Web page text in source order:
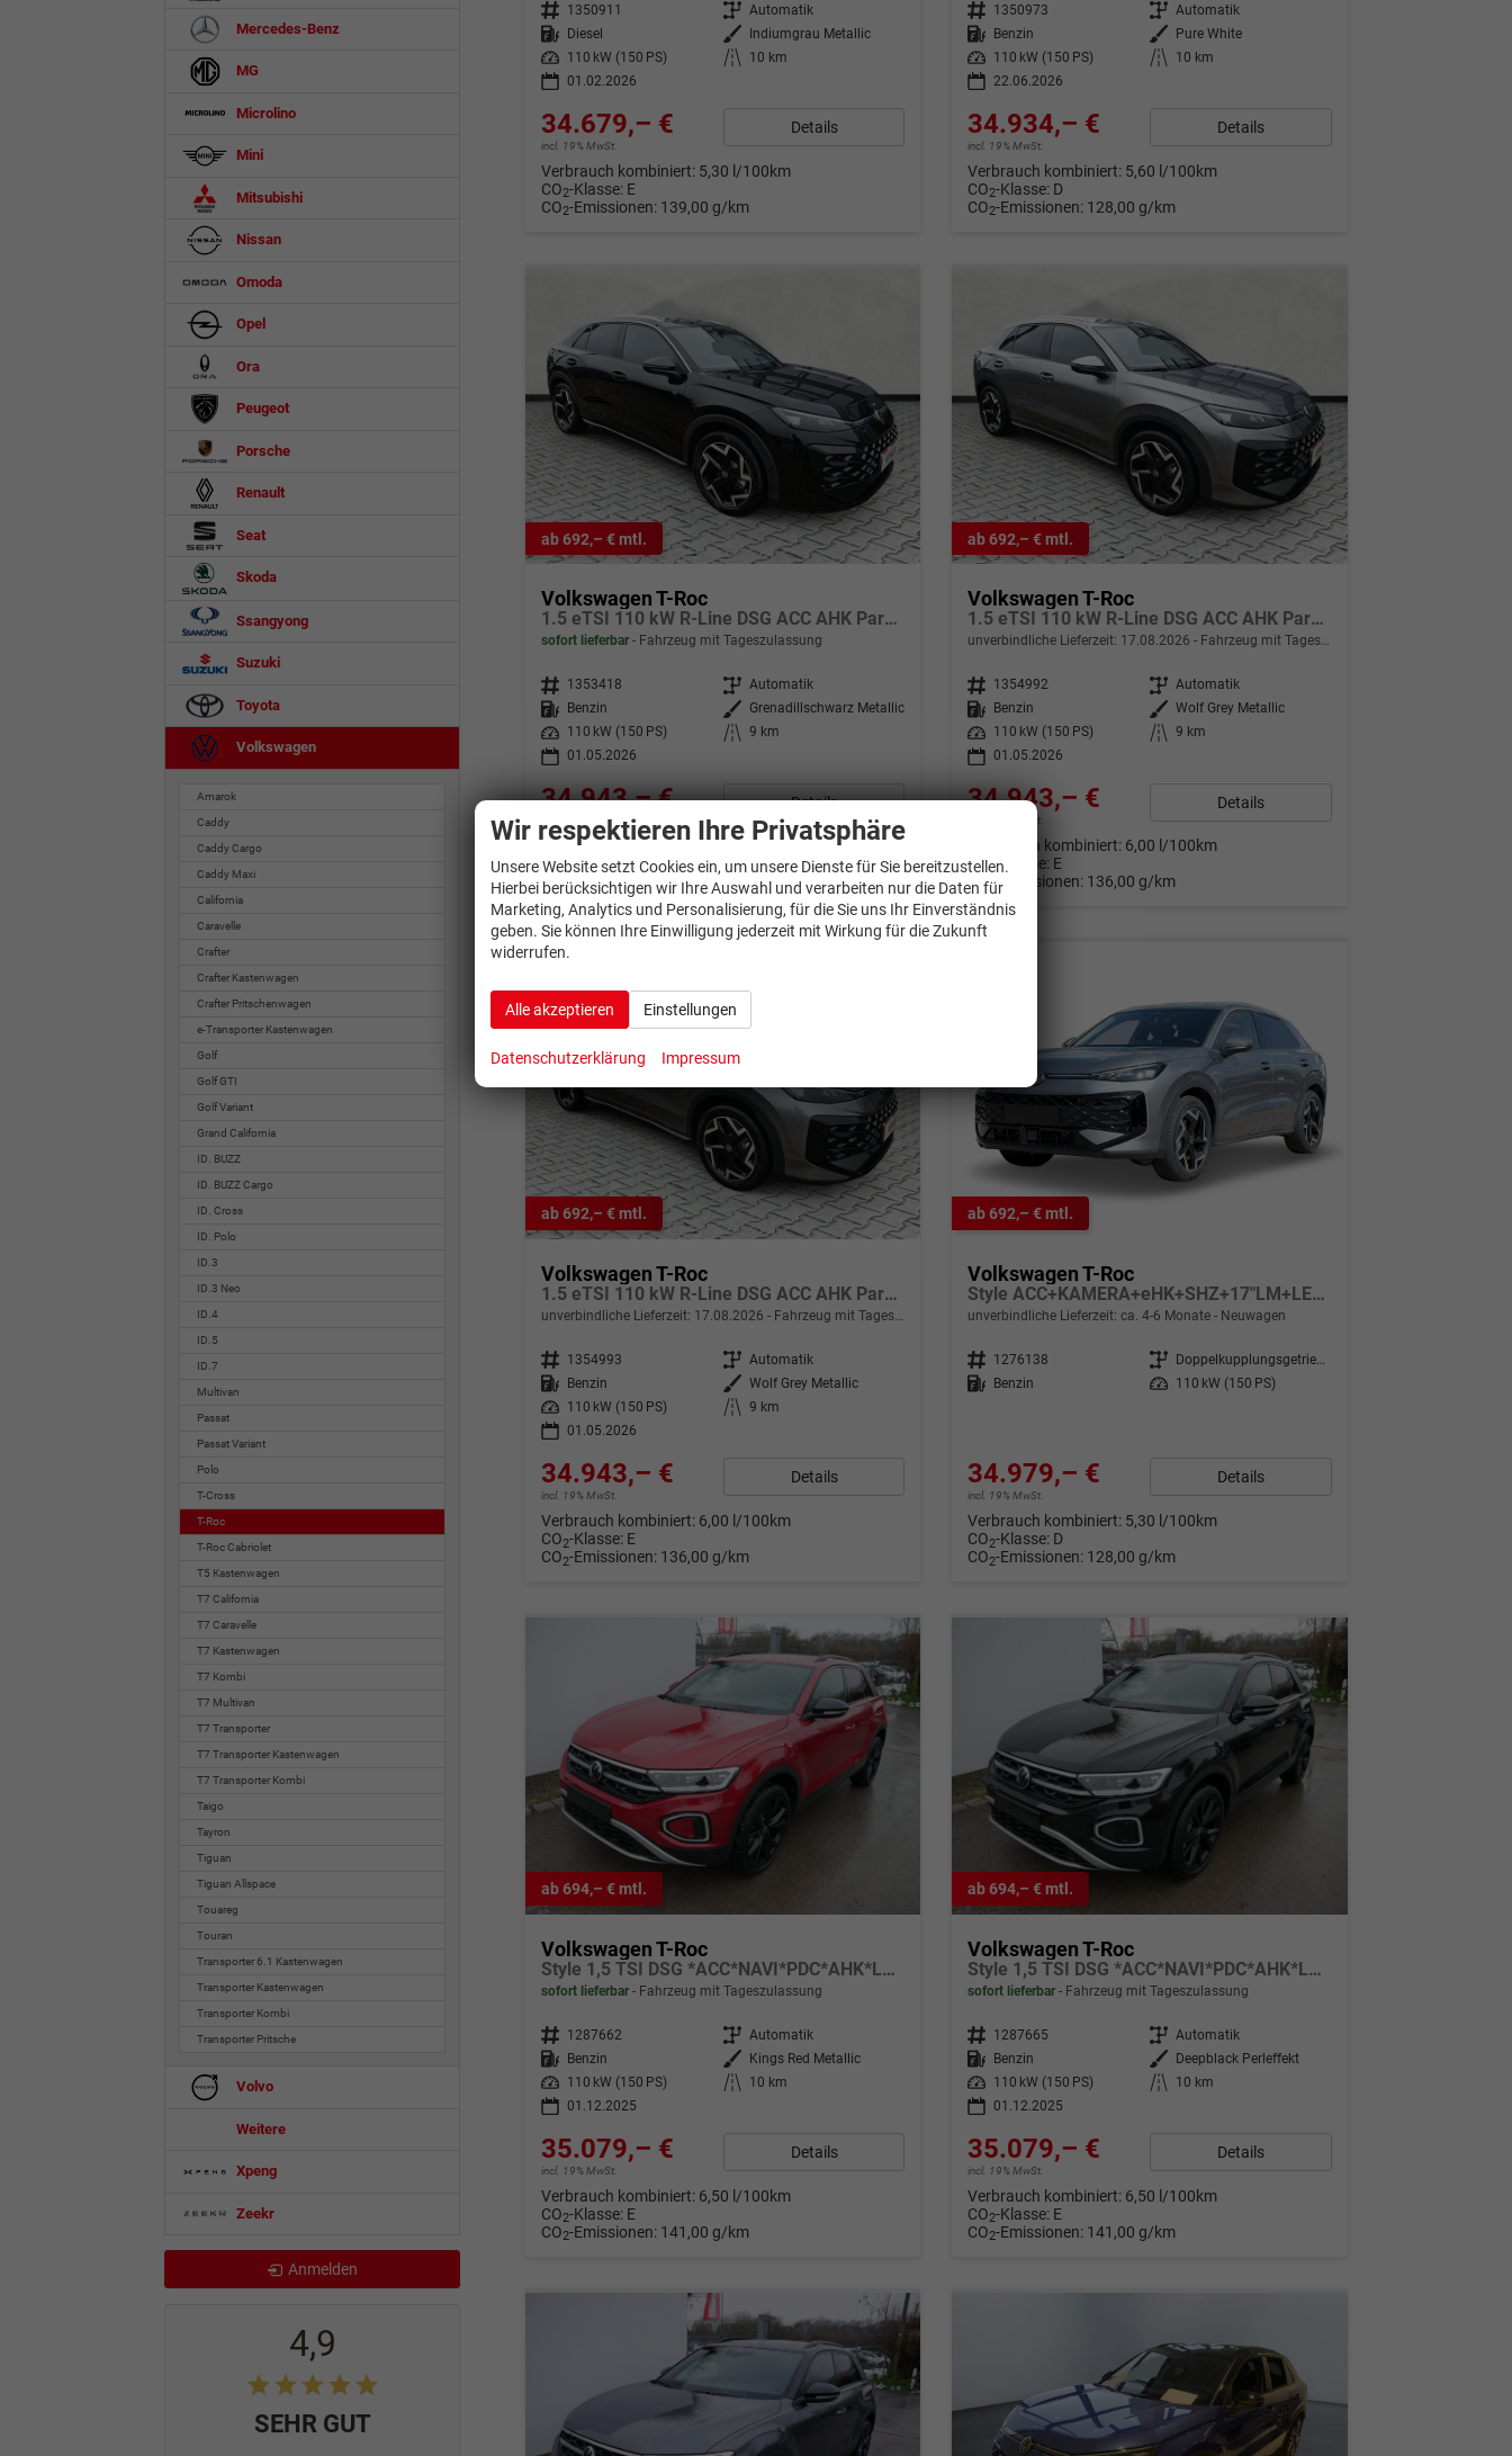
Fahrzeugnr. 1350911 Getriebe Automatik
Kraftstoff Diesel Außenfarbe
Indiumgrau Metallic
Leistung
110 kW (150 PS) Kilometerstand
10 km
01.02.2026
34.679,– €
incl. 19% MwSt.
Details
Verbrauch kombiniert: 5,30 l/100km
CO2-Klasse: E
CO2-Emissionen: 139,00 g/km
Fahrzeugnr. 1350973 Getriebe Automatik
Kraftstoff Benzin Außenfarbe
Pure White
Leistung
110 kW (150 PS) Kilometerstand
10 km
22.06.2026
34.934,– €
incl. 19% MwSt.
Details
Verbrauch kombiniert: 5,60 l/100km
CO2-Klasse: D
CO2-Emissionen: 128,00 g/km
ab 692,– € mtl.
Volkswagen T-Roc
1.5 eTSI 110 kW R-Line DSG ACC AHK Parkpaket 18Z
sofort lieferbar Fahrzeug mit Tageszulassung
Fahrzeugnr. 1353418 Getriebe Automatik
Kraftstoff
Benzin Außenfarbe
Grenadillschwarz Metallic
Leistung
110 kW (150 PS) Kilometerstand
9 km
01.05.2026
34.943,– €
incl. 19% MwSt.
Details
Verbrauch kombiniert: 5,70 l/100km
CO2-Klasse:D
CO2-Emissionen:129,00 g/km
ab 692,– € mtl.
Volkswagen T-Roc
1.5 eTSI 110 kW R-Line DSG ACC AHK Parkpaket 18Z
unverbindliche Lieferzeit: 17.08.2026 Fahrzeug mit Tageszulassung
Fahrzeugnr. 1354992 Getriebe Automatik
Kraftstoff
Benzin Außenfarbe Wolf Grey Metallic
Leistung
110 kW (150 PS) Kilometerstand
9 km
01.05.2026
34.943,– €
incl. 19% MwSt.
Details
Verbrauch kombiniert: 6,00 l/100km
CO2-Klasse: E
CO2-Emissionen: 136,00 g/km
ab 692,– € mtl.
Volkswagen T-Roc
1.5 eTSI 110 kW R-Line DSG ACC AHK Parkpaket 18Z
unverbindliche Lieferzeit: 17.08.2026 Fahrzeug mit Tageszulassung
Fahrzeugnr. 1354993 Getriebe Automatik
Kraftstoff
Benzin Außenfarbe Wolf Grey Metallic
Leistung
110 kW (150 PS) Kilometerstand 9 km
01.05.2026
34.943,– €
incl. 19% MwSt.
Details
Verbrauch kombiniert: 6,00 l/100km
CO2-Klasse: E
CO2-Emissionen: 136,00 g/km
ab 692,– € mtl.
Volkswagen T-Roc
Style ACC+KAMERA+eHK+SHZ+17"LM+LED PLUS+MASSAGE
unverbindliche Lieferzeit: ca. 4-6 Monate Neuwagen
Fahrzeugnr. 1276138 Getriebe
Doppelkupplungsgetriebe (DSG)
Kraftstoff
Benzin Leistung 110 kW (150 PS)
34.979,– €
incl. 19% MwSt.
Details
Verbrauch kombiniert: 5,30 l/100km
CO2-Klasse: D
CO2-Emissionen: 128,00 g/km
ab 694,– € mtl.
Volkswagen T-Roc
Style 1,5 TSI DSG *ACC*NAVI*PDC*AHK*LED*KAMERA*TEMPOMAT*19-ZOLL
sofort lieferbar Fahrzeug mit Tageszulassung
Fahrzeugnr. 1287662 Getriebe Automatik
Kraftstoff Benzin Außenfarbe
Kings Red Metallic
Leistung
110 kW (150 PS) Kilometerstand
10 km
01.12.2025
35.079,– €
incl. 19% MwSt.
Details
Verbrauch kombiniert: 6,50 l/100km
CO2-Klasse: E
CO2-Emissionen: 141,00 g/km
ab 694,– € mtl.
Volkswagen T-Roc
Style 1,5 TSI DSG *ACC*NAVI*PDC*AHK*LED*KAMERA*TEMPOMAT*19-ZOLL
sofort lieferbar Fahrzeug mit Tageszulassung
Fahrzeugnr. 1287665 Getriebe Automatik
Kraftstoff Benzin Außenfarbe
Deepblack Perleffekt
Leistung
110 kW (150 PS) Kilometerstand
10 km
01.12.2025
35.079,– €
incl. 19% MwSt.
Details
Verbrauch kombiniert: 6,50 l/100km
CO2-Klasse: E
CO2-Emissionen: 141,00 g/km
Mercedes-Benz
MG
Microlino
Mini
Mitsubishi
Nissan
Omoda
Opel
Ora
Peugeot
Porsche
Renault
Seat
Skoda
Ssangyong
Suzuki
Toyota
Volkswagen
Amarok
Caddy
Caddy Cargo
Caddy Maxi
California
Caravelle
Crafter
Crafter Kastenwagen
Crafter Pritschenwagen
e-Transporter Kastenwagen
Golf
Golf GTI
Golf Variant
Grand California
ID. BUZZ
ID. BUZZ Cargo
ID. Cross
ID. Polo
ID.3
ID.3 Neo
ID.4
ID.5
ID.7
Multivan
Passat
Passat Variant
Polo
T-Cross
T-Roc
T-Roc Cabriolet
T5 Kastenwagen
T7 California
T7 Caravelle
T7 Kastenwagen
T7 Kombi
T7 Multivan
T7 Transporter
T7 Transporter Kastenwagen
T7 Transporter Kombi
Taigo
Tayron
Tiguan
Tiguan Allspace
Touareg
Touran
Transporter 6.1 Kastenwagen
Transporter Kastenwagen
Transporter Kombi
Transporter Pritsche
Volvo
Weitere
Xpeng
Zeekr
Anmelden
4,9
SEHR GUT
Wir respektieren Ihre Privatsphäre
Unsere Website setzt Cookies ein, um unsere Dienste für Sie bereitzustellen.
Hierbei berücksichtigen wir Ihre Auswahl und verarbeiten nur die Daten für
Marketing, Analytics und Personalisierung, für die Sie uns Ihr Einverständnis
geben. Sie können Ihre Einwilligung jederzeit mit Wirkung für die Zukunft
widerrufen.
Alle akzeptieren Einstellungen
Datenschutzerklärung Impressum